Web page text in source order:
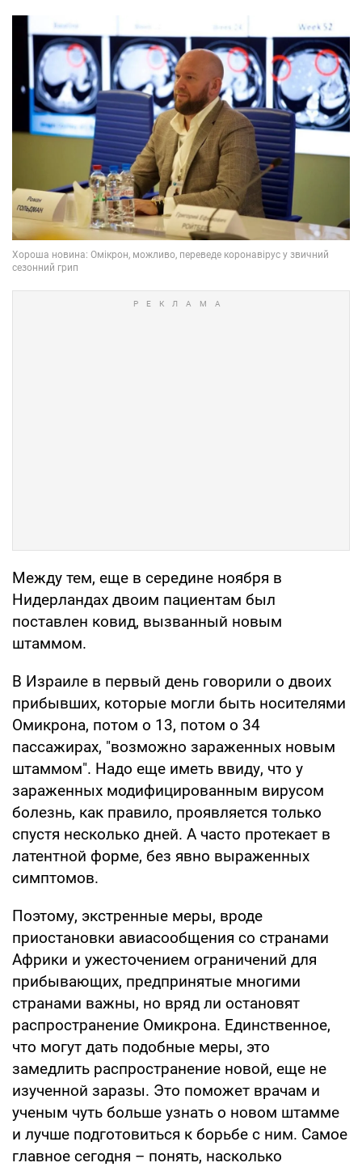
Между тем, еще в середине ноября в
Нидерландах двоим пациентам был
поставлен ковид, вызванный новым
штаммом.
В Израиле в первый день говорили о двоих
прибывших, которые могли быть носителями
Омикрона, потом о 13, потом о 34
пассажирах, "возможно зараженных новым
штаммом". Надо еще иметь ввиду, что у
зараженных модифицированным вирусом
болезнь, как правило, проявляется только
спустя несколько дней. А часто протекает в
латентной форме, без явно выраженных
симптомов.
Поэтому, экстренные меры, вроде
приостановки авиасообщения со странами
Африки и ужесточением ограничений для
прибывающих, предпринятые многими
странами важны, но вряд ли остановят
распространение Омикрона. Единственное,
что могут дать подобные меры, это
замедлить распространение новой, еще не
изученной заразы. Это поможет врачам и
ученым чуть больше узнать о новом штамме
и лучше подготовиться к борьбе с ним. Самое
главное сегодня – понять, насколько